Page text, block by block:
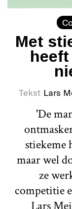
Met
Tekst Lars
'De
stiekeme
maar wel
ze
competitie
Lars